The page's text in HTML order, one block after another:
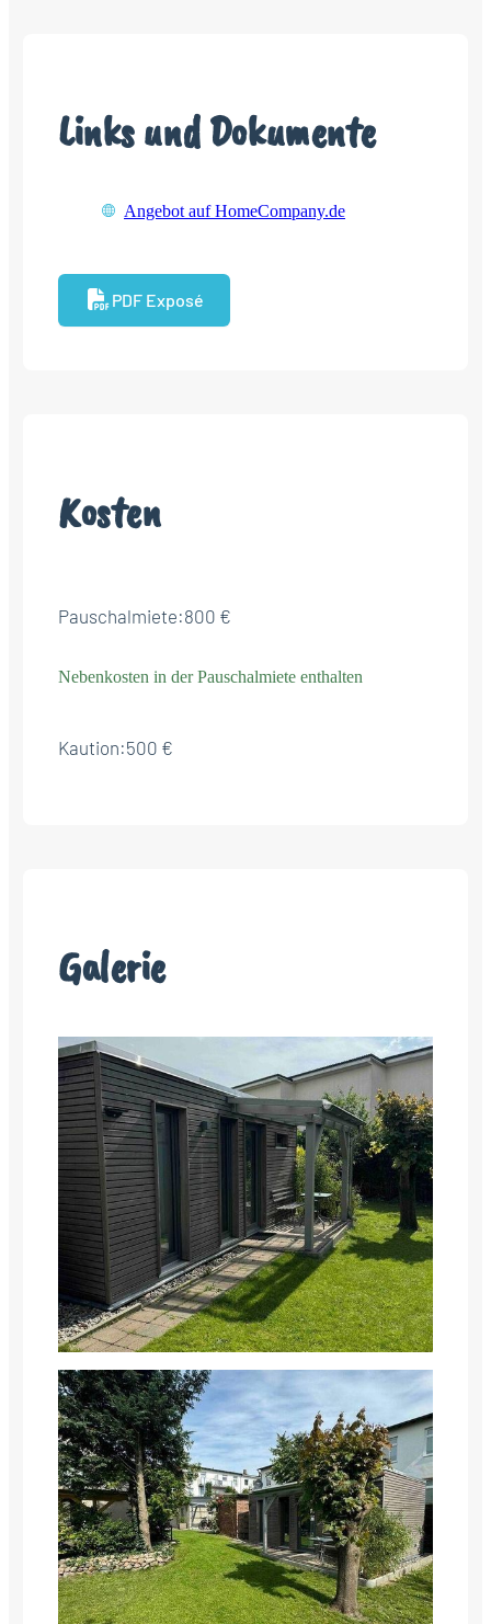
Links und Dokumente
Angebot auf HomeCompany.de
PDF Exposé
Kosten
Pauschalmiete:800 €
Nebenkosten in der Pauschalmiete enthalten
Kaution:500 €
Galerie